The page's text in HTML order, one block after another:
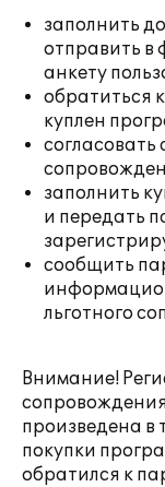
заполнить
отправить в
анкету
обратиться
куплен
согласовать
заполнить
и передать
сообщить
льготного
Внимание!
произведена в
покупки
обратился к